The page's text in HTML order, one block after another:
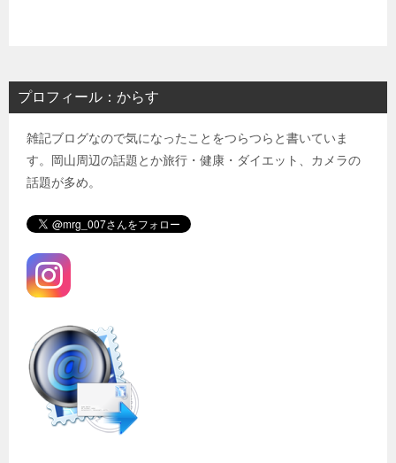
プロフィール：からす
雑記ブログなので気になったことをつらつらと書いていま
す。岡山周辺の話題とか旅行・健康・ダイエット、カメラの
話題が多め。